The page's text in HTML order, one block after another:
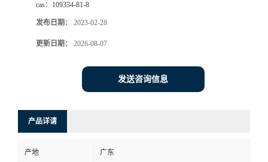
式
cas： 109334-81-8
发布日期： 2023-02-28
更新日期： 2026-08-07
发送咨询信息
产品详请
产地 广东